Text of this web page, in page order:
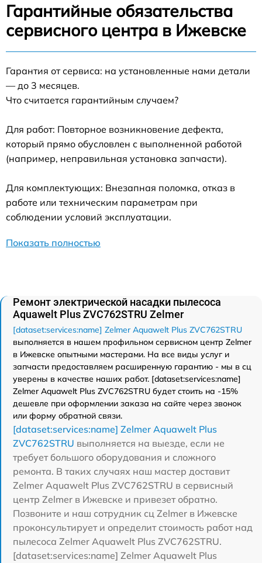
Гарантийные обязательства
сервисного центра в Ижевске
Гарантия от сервиса: на установленные нами детали
— до 3 месяцев.
Что считается гарантийным случаем?
Для работ: Повторное возникновение дефекта,
который прямо обусловлен с выполненной работой
(например, неправильная установка запчасти).
Для комплектующих: Внезапная поломка, отказ в
работе или техническим параметрам при
соблюдении условий эксплуатации.
Показать полностью
Ремонт электрической насадки пылесоса
Aquawelt Plus ZVC762STRU Zelmer
[dataset:services:name] Zelmer Aquawelt Plus ZVC762STRU
выполняется в нашем профильном сервисном центр Zelmer
в Ижевске опытными мастерами. На все виды услуг и
запчасти предоставляем расширенную гарантию - мы в сц
уверены в качестве наших работ. [dataset:services:name]
Zelmer Aquawelt Plus ZVC762STRU будет стоить на -15%
дешевле при оформлении заказа на сайте через звонок
или форму обратной связи.
[dataset:services:name] Zelmer Aquawelt Plus
ZVC762STRU выполняется на выезде, если не
требует большого оборудования и сложного
ремонта. В таких случаях наш мастер доставит
Zelmer Aquawelt Plus ZVC762STRU в сервисный
центр Zelmer в Ижевске и привезет обратно.
Позвоните и наш сотрудник сц Zelmer в Ижевске
проконсультирует и определит стоимость работ над
пылесоса Zelmer Aquawelt Plus ZVC762STRU.
[dataset:services:name] Zelmer Aquawelt Plus